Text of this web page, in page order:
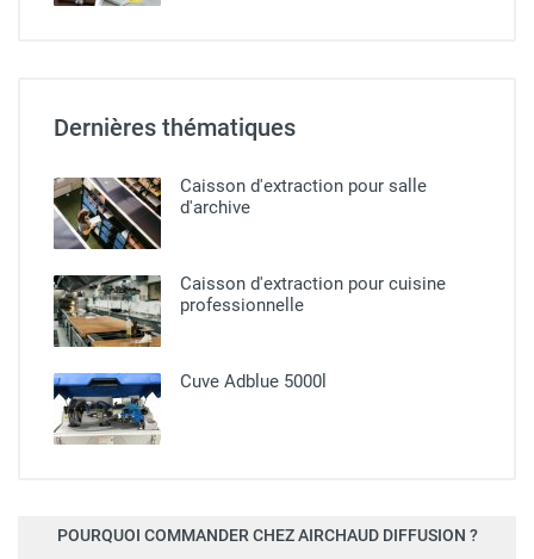
Dernières thématiques
Caisson d'extraction pour salle
d'archive
Caisson d'extraction pour cuisine
professionnelle​
Cuve Adblue 5000l
POURQUOI COMMANDER CHEZ AIRCHAUD DIFFUSION ?